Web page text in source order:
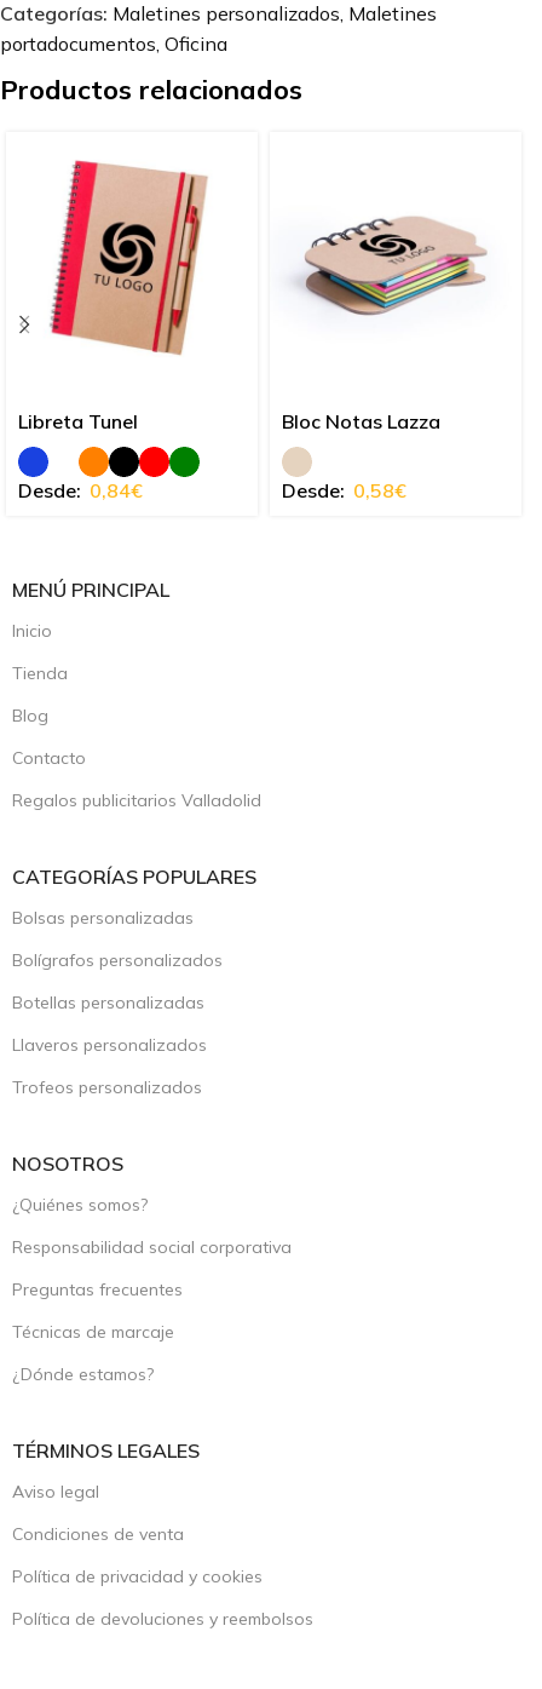
Categorías: Maletines personalizados, Maletines
portadocumentos, Oficina
Productos relacionados
Libreta Tunel
Desde: 0,84€
Bloc Notas Lazza
Desde: 0,58€
MENÚ PRINCIPAL
Inicio
Tienda
Blog
Contacto
Regalos publicitarios Valladolid
CATEGORÍAS POPULARES
Bolsas personalizadas
Bolígrafos personalizados
Botellas personalizadas
Llaveros personalizados
Trofeos personalizados
NOSOTROS
¿Quiénes somos?
Responsabilidad social corporativa
Preguntas frecuentes
Técnicas de marcaje
¿Dónde estamos?
TÉRMINOS LEGALES
Aviso legal
Condiciones de venta
Política de privacidad y cookies
Política de devoluciones y reembolsos